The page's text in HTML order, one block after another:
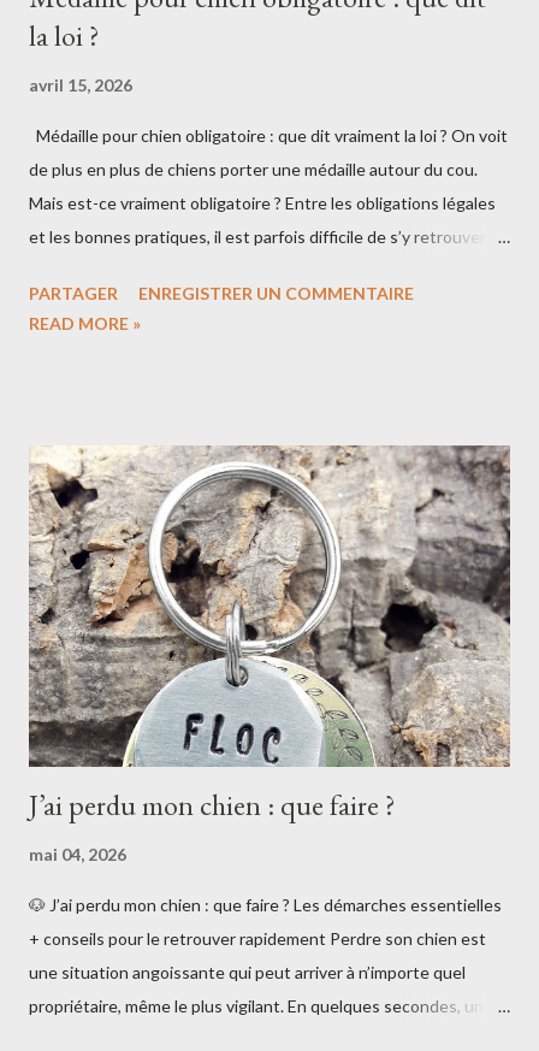
la loi ?
avril 15, 2026
Médaille pour chien obligatoire : que dit vraiment la loi ? On voit
de plus en plus de chiens porter une médaille autour du cou.
Mais est-ce vraiment obligatoire ? Entre les obligations légales
et les bonnes pratiques, il est parfois difficile de s’y retrouver.
pour protéger son chien. 🐾 L’identification du chien est
d’identification des carnivores domestiques (I-CAD). 💡 Cette
démarche est généralement réalisée chez le vétérinaire, dès le
plus jeune âge. 🐾 La médaille pour chien n’est pas obligatoire en
France Contrairement à ce que l’on pourrait penser : 👉 la
médaille pour chien n’est pas obligatoire en France . La loi impose
uniquement l’i...
PARTAGER
ENREGISTRER UN COMMENTAIRE
READ MORE »
J’ai perdu mon chien : que faire ?
mai 04, 2026
🐶 J’ai perdu mon chien : que faire ? Les démarches essentielles
+ conseils pour le retrouver rapidement Perdre son chien est
une situation angoissante qui peut arriver à n’importe quel
propriétaire, même le plus vigilant. En quelques secondes, un